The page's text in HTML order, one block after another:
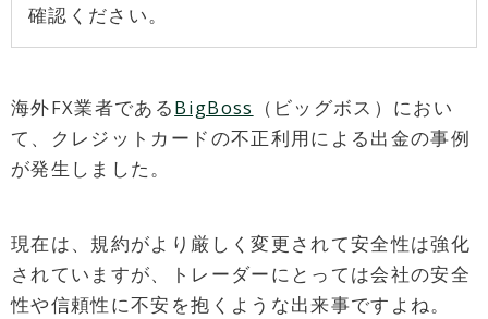
確認ください。
海外FX業者であるBigBoss
（ビッグボス）におい
て、クレジットカードの不正利用による出金の事例
が発生しました。
現在は、規約がより厳しく変更されて安全性は強化
されていますが、トレーダーにとっては会社の安全
性や信頼性に不安を抱くような出来事ですよね。